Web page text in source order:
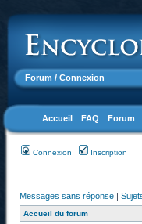
Forum / Connexion
Accueil FAQ Forum
Connexion Inscription
Messages sans réponse |
Accueil du forum